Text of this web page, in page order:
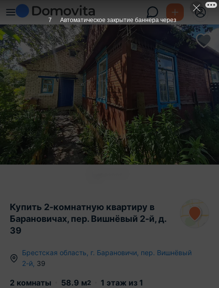
Купить 2-комнатную квартиру в
Барановичах, пер. Вишнёвый 2-й, д.
39
Брестская область г. Барановичи пер. Вишнёвый
2-й 39
2 комнаты 58.9 м2 1 этаж из 1
6 Автоматическое закрытие баннера через